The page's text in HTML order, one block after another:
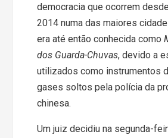
democracia que ocorrem
2014 numa das maiores
era até então conhecida como
dos Guarda-Chuvas, devido a
utilizados como instrumentos
gases soltos pela polícia da
chinesa.
Um juiz decidiu na segunda-